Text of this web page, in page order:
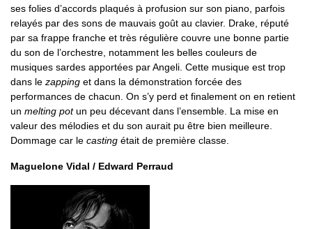
ses folies d’accords plaqués à profusion sur son piano, parfois
relayés par des sons de mauvais goût au clavier. Drake, réputé
par sa frappe franche et très régulière couvre une bonne partie
du son de l’orchestre, notamment les belles couleurs de
musiques sardes apportées par Angeli. Cette musique est trop
dans le zapping et dans la démonstration forcée des
performances de chacun. On s’y perd et finalement on en retient
un melting potun peu décevant dans l’ensemble. La mise en
valeur des mélodies et du son aurait pu être bien meilleure.
Dommage car le casting était de première classe.
Maguelone Vidal / Edward Perraud